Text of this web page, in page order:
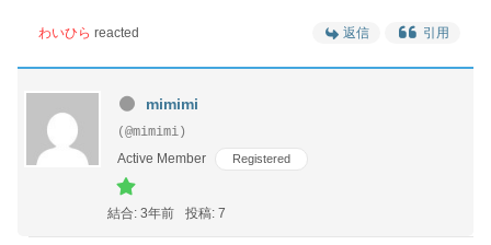
わいひら reacted 返信 引用
mimimi
(@mimimi)
Active Member
Registered
結合: 3年前 投稿: 7